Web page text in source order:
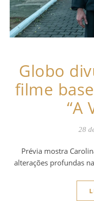
Globo
filme
“A
28
Prévia mostra Carolina Dieckmann como Diná e traz
alterações profundas